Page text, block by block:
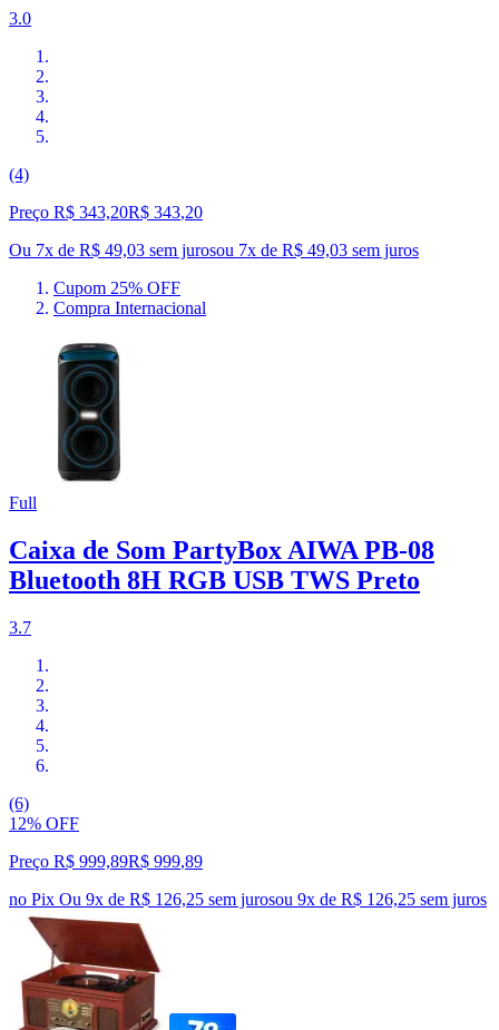
3.0
(4)
Preço R$ 343,20R$ 343,20
Ou 7x de R$ 49,03 sem jurosou 7x de R$ 49,03 sem juros
Cupom 25% OFF
Compra Internacional
Full
Caixa de Som PartyBox AIWA PB-08
Bluetooth 8H RGB USB TWS Preto
3.7
(6)
12% OFF
Preço R$ 999,89R$ 999,89
no Pix Ou 9x de R$ 126,25 sem jurosou 9x de R$ 126,25 sem juros